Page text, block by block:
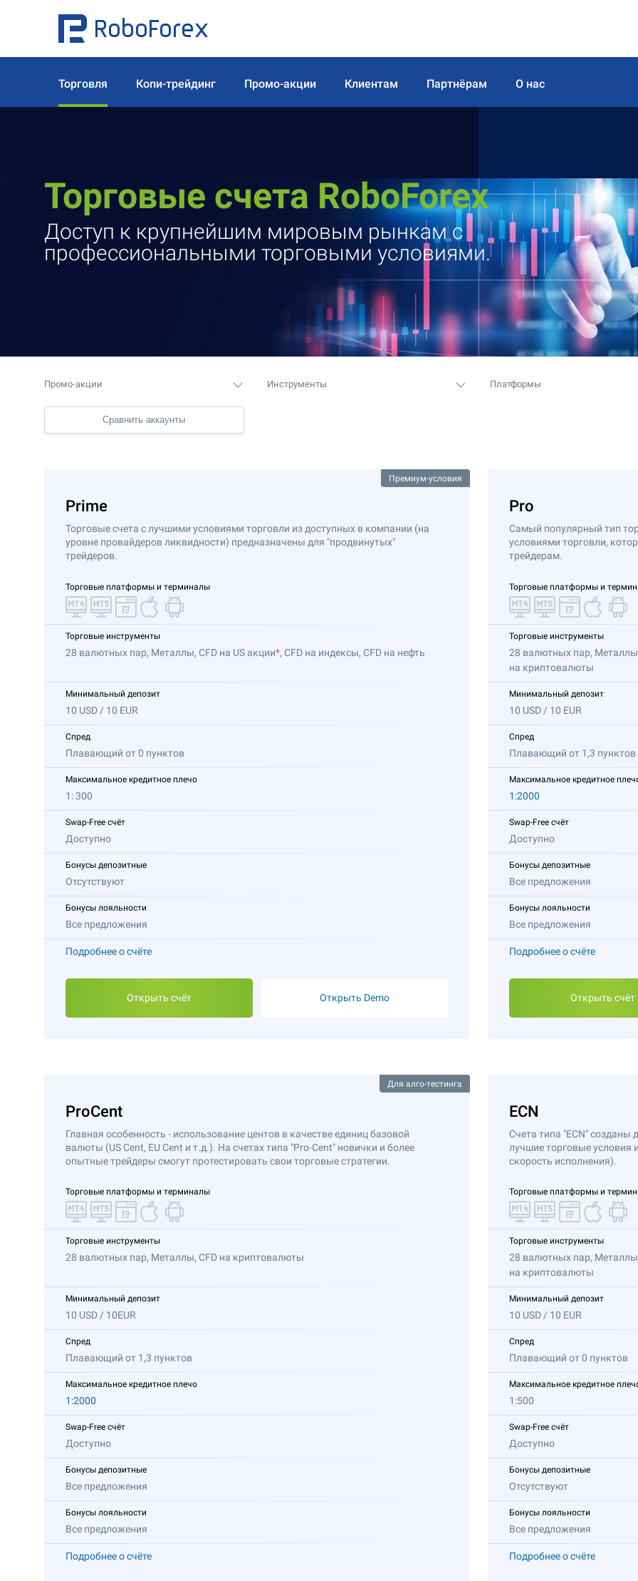
Торговля Копи-трейдинг Промо-акции Клиентам Партнёрам О нас
Торговые счета RoboForex
Доступ к крупнейшим мировым рынкам с
профессиональными торговыми условиями.
Промо-акции Инструменты Платформы
Сравнить аккаунты
Премиум-условия
Prime
Торговые счета с лучшими условиями торговли из доступных в компании (на
уровне провайдеров ликвидности) предназначены для "продвинутых"
трейдеров.
Торговые платформы и терминалы
Торговые инструменты
28 валютных пар, Металлы, CFD на US акции*, CFD на индексы, CFD на нефть
Минимальный депозит
10 USD / 10 EUR
Спред
Плавающий от 0 пунктов
Максимальное кредитное плечо
1: 300
Swap-Free счёт
Доступно
Бонусы депозитные
Отсутствуют
Бонусы лояльности
Все предложения
Подробнее о счёте
Открыть счёт Открыть Demo
Pro
Самый популярный тип
условиями торговли,
трейдерам.
Торговые платформы и
Торговые инструменты
28 валютных пар, Металлы,
на криптовалюты
Минимальный депозит
10 USD / 10 EUR
Спред
Плавающий от 1,3 пунктов
Максимальное кредитное
1:2000
Swap-Free счёт
Доступно
Бонусы депозитные
Все предложения
Бонусы лояльности
Все предложения
Подробнее о счёте
Открыть счёт
Для алго-тестинга
ProCent
Главная особенность - использование центов в качестве единиц базовой
валюты (US Cent, EU Cent и т.д.). На счетах типа "Pro-Cent" новички и более
опытные трейдеры смогут протестировать свои торговые стратегии.
Торговые платформы и терминалы
Торговые инструменты
28 валютных пар, Металлы, CFD на криптовалюты
Минимальный депозит
10 USD / 10EUR
Спред
Плавающий от 1,3 пунктов
Максимальное кредитное плечо
1:2000
Swap-Free счёт
Доступно
Бонусы депозитные
Все предложения
Бонусы лояльности
Все предложения
Подробнее о счёте
ECN
Счета типа "ECN"
лучшие торговые
скорость исполнения).
Торговые платформы и
Торговые инструменты
28 валютных пар, Металлы,
на криптовалюты
Минимальный депозит
10 USD / 10 EUR
Спред
Плавающий от 0 пунктов
Максимальное кредитное
1:500
Swap-Free счёт
Доступно
Бонусы депозитные
Отсутствуют
Бонусы лояльности
Все предложения
Подробнее о счёте